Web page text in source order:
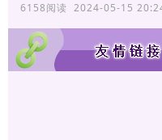
6158阅读 2024-05-15